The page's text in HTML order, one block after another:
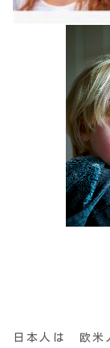
日本人は 欧米